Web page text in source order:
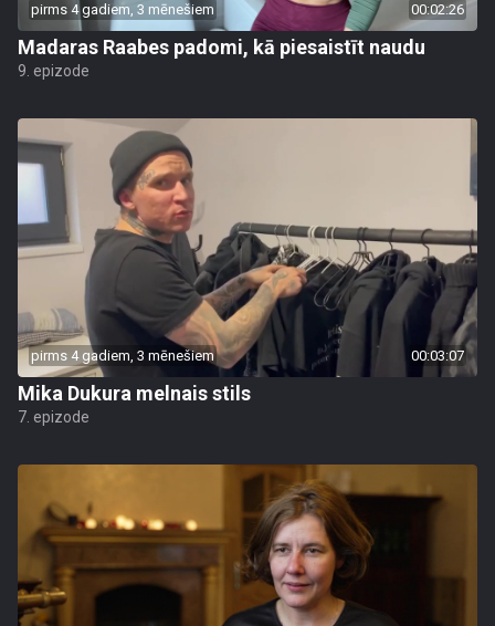
pirms 4 gadiem, 3 mēnešiem 00:02:26
Madaras Raabes padomi, kā piesaistīt naudu
9. epizode
pirms 4 gadiem, 3 mēnešiem 00:03:07
Mika Dukura melnais stils
7. epizode